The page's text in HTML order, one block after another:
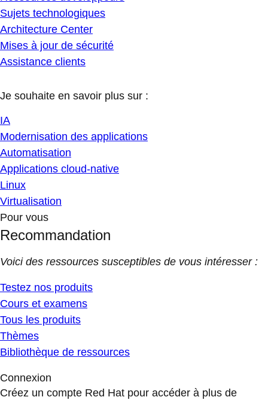
Sujets technologiques
Architecture Center
Mises à jour de sécurité
Assistance clients
Je souhaite en savoir plus sur :
IA
Modernisation des applications
Automatisation
Applications cloud-native
Linux
Virtualisation
Pour vous
Recommandation
Voici des ressources susceptibles de vous intéresser :
Testez nos produits
Cours et examens
Tous les produits
Thèmes
Bibliothèque de ressources
Connexion
Créez un compte Red Hat pour accéder à plus de